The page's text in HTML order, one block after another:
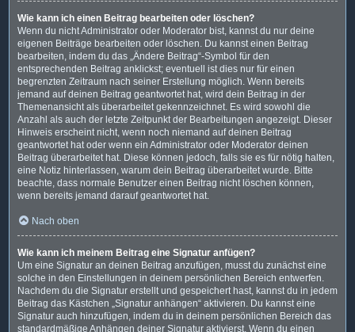
Wie kann ich einen Beitrag bearbeiten oder löschen?
Wenn du nicht Administrator oder Moderator bist, kannst du nur deine
eigenen Beiträge bearbeiten oder löschen. Du kannst einen Beitrag
bearbeiten, indem du das „Ändere Beitrag“-Symbol für den
entsprechenden Beitrag anklickst; eventuell ist dies nur für einen
begrenzten Zeitraum nach seiner Erstellung möglich. Wenn bereits
jemand auf deinen Beitrag geantwortet hat, wird dein Beitrag in der
Themenansicht als überarbeitet gekennzeichnet. Es wird sowohl die
Anzahl als auch der letzte Zeitpunkt der Bearbeitungen angezeigt. Dieser
Hinweis erscheint nicht, wenn noch niemand auf deinen Beitrag
geantwortet hat oder wenn ein Administrator oder Moderator deinen
Beitrag überarbeitet hat. Diese können jedoch, falls sie es für nötig halten,
eine Notiz hinterlassen, warum dein Beitrag überarbeitet wurde. Bitte
beachte, dass normale Benutzer einen Beitrag nicht löschen können,
wenn bereits jemand darauf geantwortet hat.
Nach oben
Wie kann ich meinem Beitrag eine Signatur anfügen?
Um eine Signatur an deinen Beitrag anzufügen, musst du zunächst eine
solche in den Einstellungen in deinem persönlichen Bereich entwerfen.
Nachdem du die Signatur erstellt und gespeichert hast, kannst du in jedem
Beitrag das Kästchen „Signatur anhängen“ aktivieren. Du kannst eine
Signatur auch hinzufügen, indem du in deinem persönlichen Bereich das
standardmäßige Anhängen deiner Signatur aktivierst. Wenn du einen